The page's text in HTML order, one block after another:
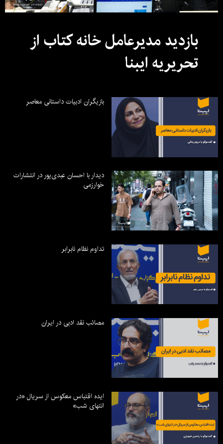
بازدید مدیرعامل خانه کتاب از
تحریریه ایبنا
بازیگران ادبیات داستانی معاصر
دیدار با احسان عبدی‌پور در انتشارات
خوارزمی
تداوم نظام نابرابر
مصائب نقد ادبی در ایران
ایده اقتباس معکوس از سریال «در
انتهای شب»